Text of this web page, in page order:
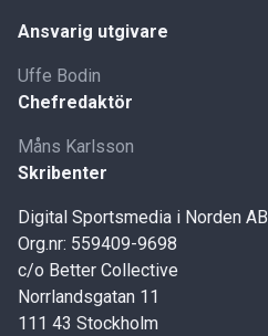
Ansvarig utgivare
Uffe Bodin
Chefredaktör
Måns Karlsson
Skribenter
Digital Sportsmedia i Norden AB
Org.nr: 559409-9698
c/o Better Collective
Norrlandsgatan 11
111 43 Stockholm